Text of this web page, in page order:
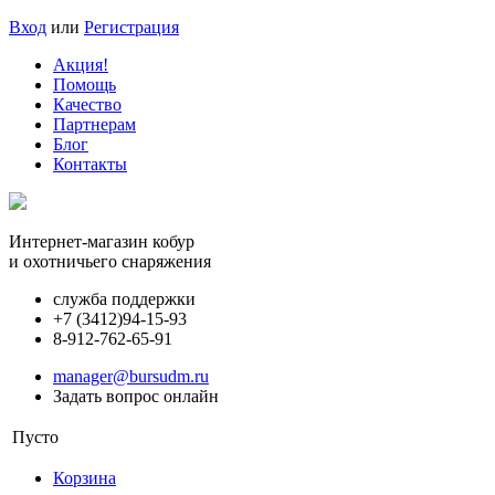
Вход или Регистрация
Акция!
Помощь
Качество
Партнерам
Блог
Контакты
Интернет-магазин кобур
и охотничьего снаряжения
служба поддержки
+7 (3412)94-15-93
8-912-762-65-91
manager@bursudm.ru
Задать вопрос онлайн
Пусто
Корзина